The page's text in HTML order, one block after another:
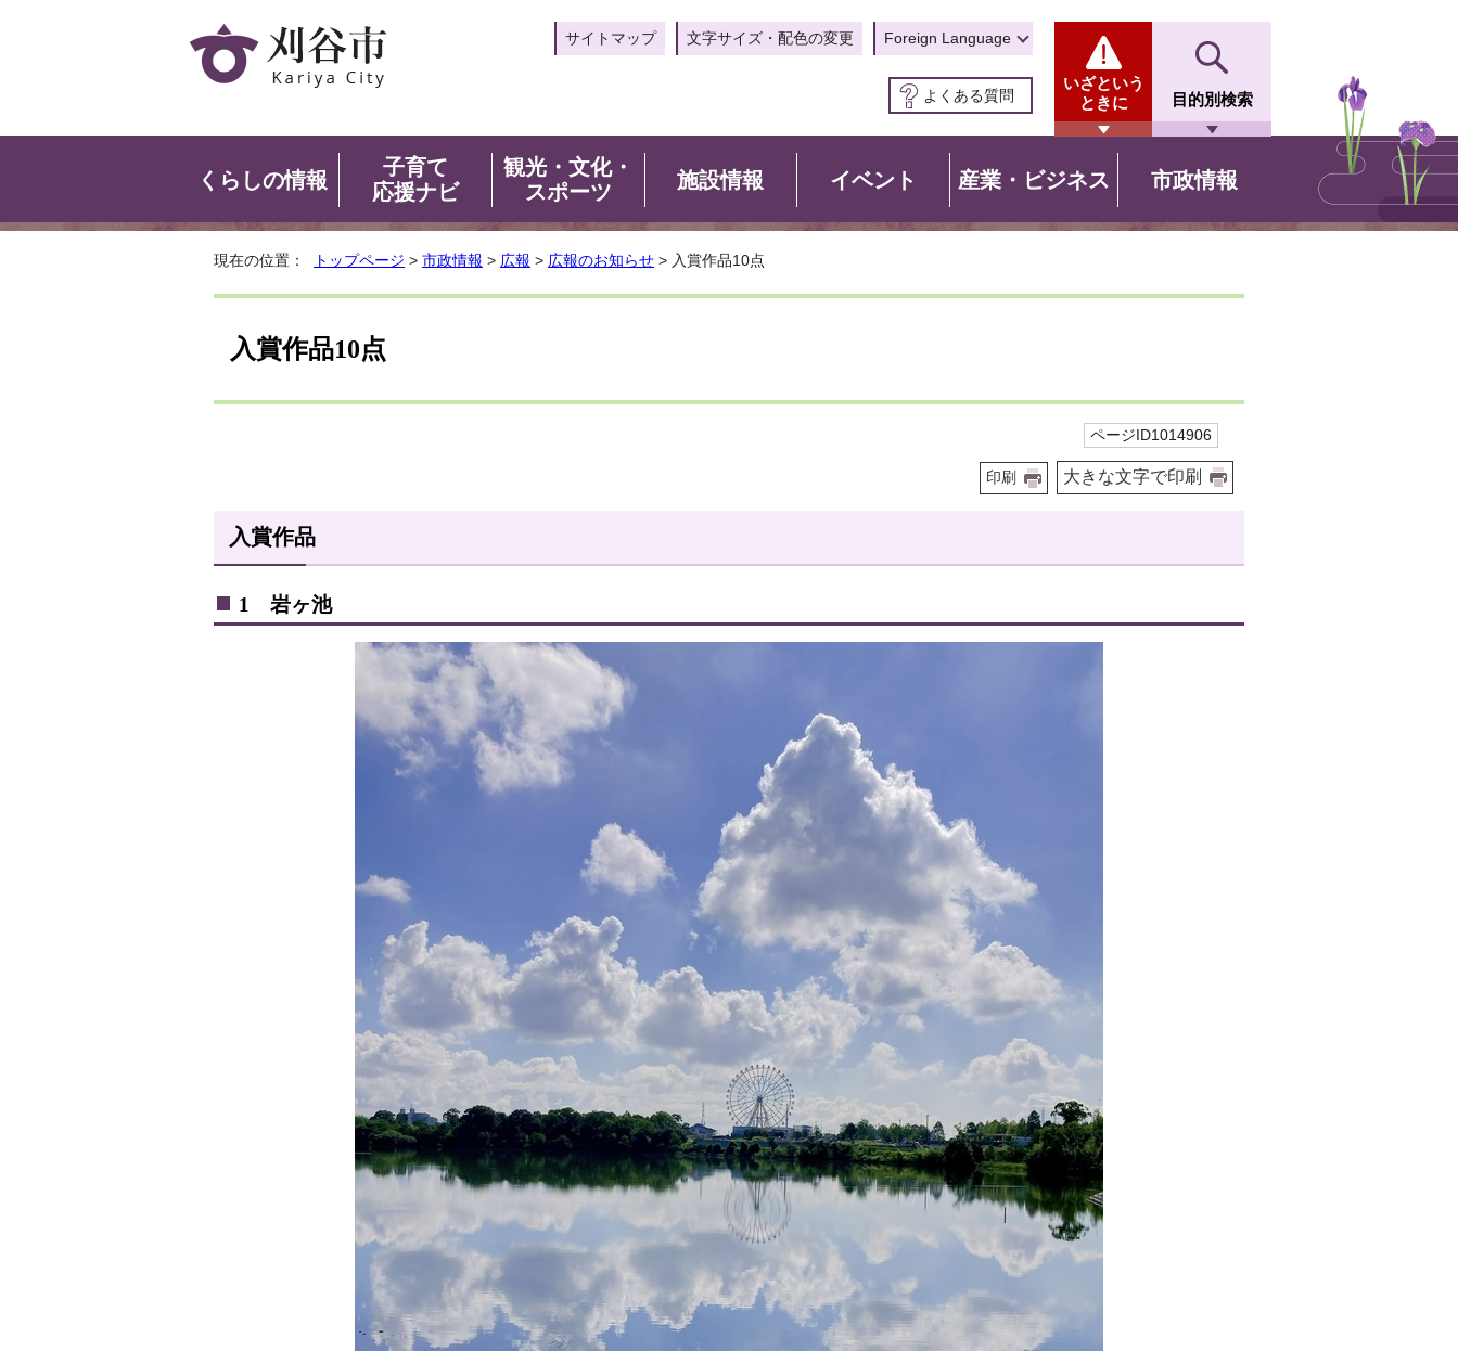
サイトマップ 文字サイズ・配色の変更 Foreign Language
よくある質問
いざという
ときに
目的別検索
くらしの情報
子育て
応援ナビ
観光・文化・
スポーツ
施設情報 イベント 産業・ビジネス 市政情報
現在の位置： トップページ > 市政情報 > 広報 > 広報のお知らせ > 入賞作品10点
入賞作品10点
ページID1014906
印刷 大きな文字で印刷
入賞作品
1 岩ヶ池